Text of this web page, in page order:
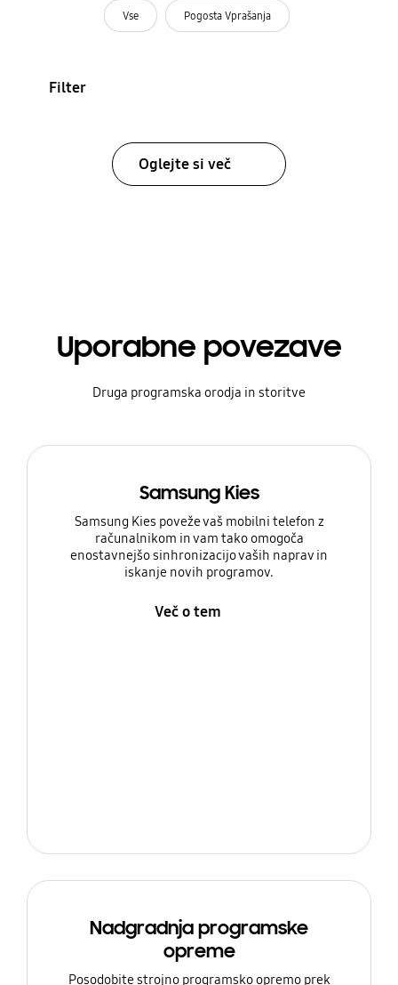
Vse Pogosta Vprašanja
Filter
Oglejte si več
Uporabne povezave
Druga programska orodja in storitve
Samsung Kies
Samsung Kies poveže vaš mobilni telefon z
računalnikom in vam tako omogoča
enostavnejšo sinhronizacijo vaših naprav in
iskanje novih programov.
Več o tem
Nadgradnja programske
opreme
Posodobite strojno programsko opremo prek